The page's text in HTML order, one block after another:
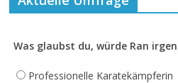
Was glaubst du, würde Ran
Professionelle Karatekämpferin